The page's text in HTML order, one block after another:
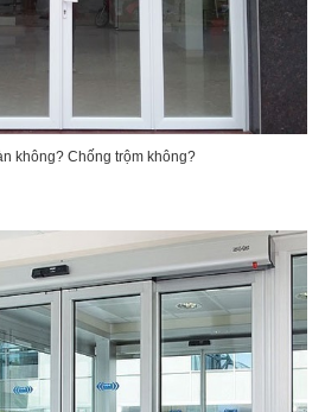
không? Chống trộm không?